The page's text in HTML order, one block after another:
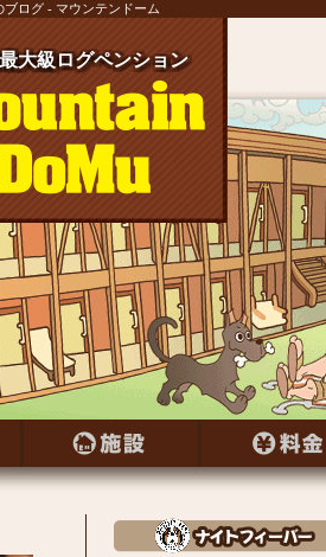
ログ - マウンテンドーム
大級ログペンション
大級ログペンション
大級ログペンション
大級ログペンション
大級ログペンション
大級ログペンション
大級ログペンション
大級ログペンション
大級ログペンション
大級ログペンション
大級ログペンション
大級ログペンション
大級ログペンション
大級ログペンション
大級ログペンション
大級ログペンション
大級ログペンション
大級ログペンション
大級ログペンション
大級ログペンション
大級ログペンション
大級ログペンション
大級ログペンション
大級ログペンション
大級ログペンション